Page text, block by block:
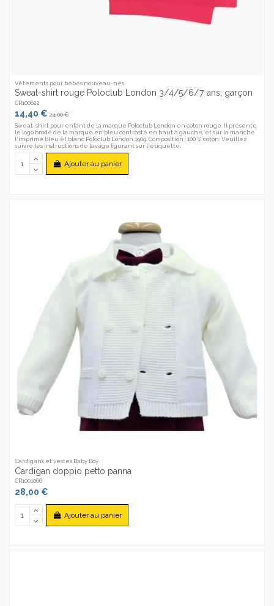
Vêtements pour bébés nouveau-nés
Sweat-shirt rouge Poloclub London 3/4/5/6/7 ans, garçon
CR100622
14,40 €24,00 €
Sweat-shirt pour enfant de la marque Poloclub London en coton rouge. Il présente
le logo brodé de la marque en bleu contrasté en haut à gauche, et sur la manche
l'imprimé bleu et blanc Poloclub London 1909. Composition : 100 % coton. Veuillez
suivre les instructions de lavage figurant sur l'étiquette.
Ajouter au panier
Cardigans et vestes Baby Boy
Cardigan doppio petto panna
CR1001066
28,00 €
Ajouter au panier